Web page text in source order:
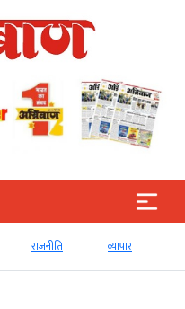
राजनीति व्‍यापार